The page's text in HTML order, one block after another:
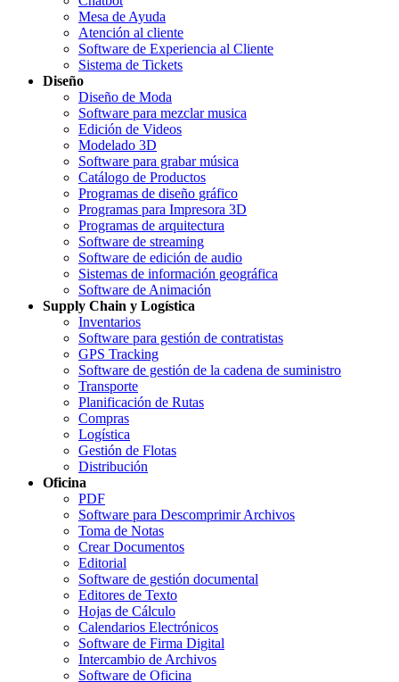
Mesa de Ayuda
Atención al cliente
Software de Experiencia al Cliente
Sistema de Tickets
Diseño
Diseño de Moda
Software para mezclar musica
Edición de Videos
Modelado 3D
Software para grabar música
Catálogo de Productos
Programas de diseño gráfico
Programas para Impresora 3D
Programas de arquitectura
Software de streaming
Software de edición de audio
Sistemas de información geográfica
Software de Animación
Supply Chain y Logística
Inventarios
Software para gestión de contratistas
GPS Tracking
Software de gestión de la cadena de suministro
Transporte
Planificación de Rutas
Compras
Logística
Gestión de Flotas
Distribución
Oficina
PDF
Software para Descomprimir Archivos
Toma de Notas
Crear Documentos
Editorial
Software de gestión documental
Editores de Texto
Hojas de Cálculo
Calendarios Electrónicos
Software de Firma Digital
Intercambio de Archivos
Software de Oficina